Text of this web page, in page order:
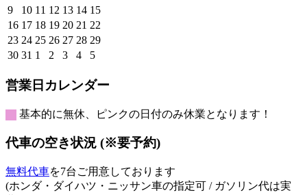
7
月
26
日
7
月
27
日
7
月
28
日
7
月
29
日
7
月
30
日
7
月
31
日
8
月
1
日
年
8
月
2
日
年
8
月
3
日
年
8
月
4
日
年
8
月
5
日
年
8
月
6
日
年
8
月
7
日
年
8
月
8
日
92026
年
8
月
9
日
102026
年
8
月
10
11 2026
年
8
月
11
12 2026
年
8
月
12
132026
年
8
月
13
142026
年
8
月
14
152026
8
162026
年
8
16
日
172026
年
8
17
日
182026
年
8
18
日
192026
年
8
19
日
202026
年
20
日
21 2026
年
8
21
日
22
年
232026
年
月
23
日
242026
年
月
24
日
252026
年
月
25
262026
年
月
26
272026
年
月
27
282026
年
月
28
292026
302026
8
月
30
日
31 2026
8
月
31
日
1
2026
9
月
1
日
2 2026
9
月
2
日
32026
9
月
3
日
42026
9
月
4
日
52026
9
5
日
営業日カレンダー
基本的に無休、ピンクの日付のみ休業となります！
代車の空き状況 (※要予約)
無料代車を7台ご用意しております
(ホンダ・ダイハツ・ニッサン車の指定可 / ガソリン代は実